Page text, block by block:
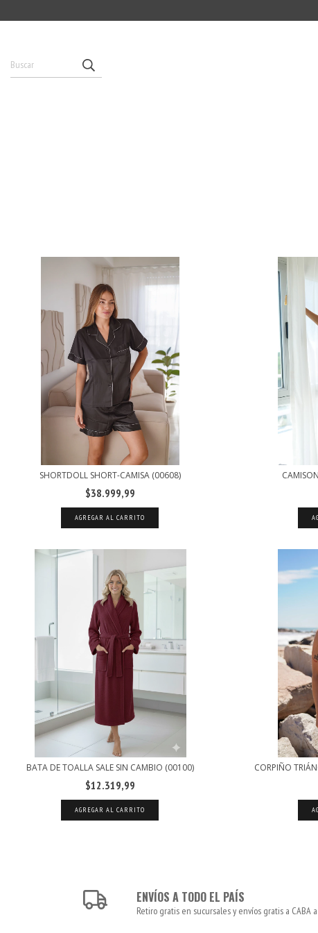
SHORTDOLL SHORT-CAMISA (00608)
$38.999,99
AGREGAR AL CARRITO
BATA DE TOALLA SALE SIN CAMBIO (00100)
$12.319,99
AGREGAR AL CARRITO
CORPIÑO
ENVÍOS A TODO EL PAÍS
Retiro gratis en sucursales y envíos gratis a CABA